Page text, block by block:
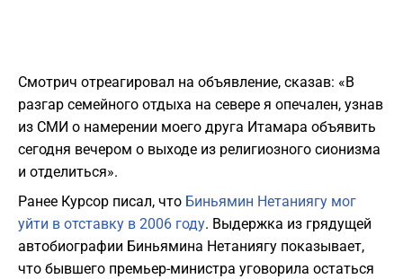
Смотрич отреагировал на объявление, сказав: «В
разгар семейного отдыха на севере я опечален, узнав
из СМИ о намерении моего друга Итамара объявить
сегодня вечером о выходе из религиозного сионизма
и отделиться».
Ранее Курсор писал, что Биньямин Нетаниягу мог
уйти в отставку в 2006 году. Выдержка из грядущей
автобиографии Биньямина Нетаниягу показывает,
что бывшего премьер-министра уговорила остаться